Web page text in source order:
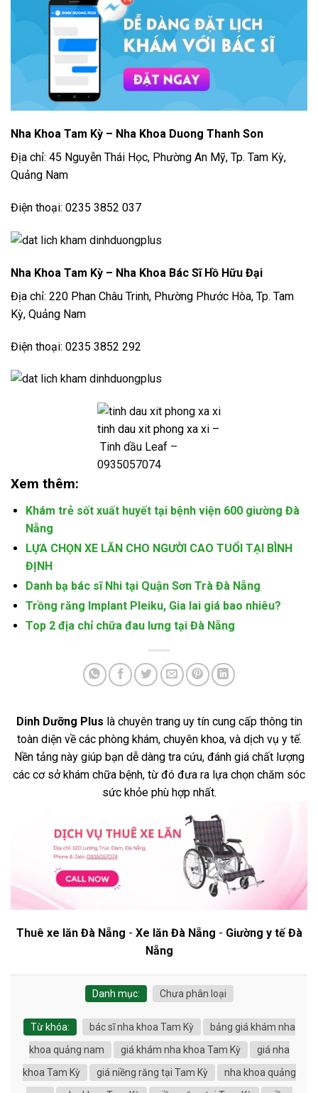
Nha Khoa Tam Kỳ – Nha Khoa Duong Thanh Son
Địa chỉ: 45 Nguyễn Thái Học, Phường An Mỹ, Tp. Tam Kỳ,
Quảng Nam
Điện thoại: 0235 3852 037
Nha Khoa Tam Kỳ – Nha Khoa Bác Sĩ Hồ Hữu Đại
Địa chỉ: 220 Phan Châu Trinh, Phường Phước Hòa, Tp. Tam
Kỳ, Quảng Nam
Điện thoại: 0235 3852 292
tinh dau xit phong xa xi –
Tinh dầu Leaf –
0935057074
Xem thêm:
Khám trẻ sốt xuất huyết tại bệnh viện 600 giường Đà
Nẵng
LỰA CHỌN XE LĂN CHO NGƯỜI CAO TUỔI TẠI BÌNH
ĐỊNH
Danh bạ bác sĩ Nhi tại Quận Sơn Trà Đà Nẵng
Trồng răng Implant Pleiku, Gia lai giá bao nhiêu?
Top 2 địa chỉ chữa đau lưng tại Đà Nẵng
Dinh Dưỡng Plus là chuyên trang uy tín cung cấp thông tin
toàn diện về các phòng khám, chuyên khoa, và dịch vụ y tế.
Nền tảng này giúp bạn dễ dàng tra cứu, đánh giá chất lượng
các cơ sở khám chữa bệnh, từ đó đưa ra lựa chọn chăm sóc
sức khỏe phù hợp nhất.
Thuê xe lăn Đà Nẵng - Xe lăn Đà Nẵng - Giường y tế Đà
Nẵng
Danh mục: Chưa phân loại
Từ khóa: bác sĩ nha khoa Tam Kỳ
bảng giá khám nha
khoa quảng nam
giá khám nha khoa Tam Kỳ
giá nha
khoa Tam Kỳ
giá niềng răng tại Tam Kỳ
nha khoa quảng